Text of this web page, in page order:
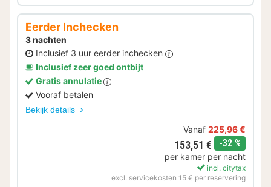
Eerder Inchecken
3 nachten
Inclusief 3 uur eerder inchecken
Inclusief zeer goed ontbijt
Gratis annulatie
Vooraf betalen
Bekijk details
Vanaf 225,96 €
153,51 € -32 %
per kamer per nacht
incl. citytax
excl. servicekosten 15 € per reservering